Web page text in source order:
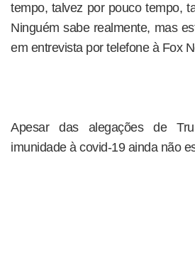
tempo, talvez por pouco tempo,
Ninguém sabe realmente, mas
em entrevista por telefone à Fox
Apesar das alegações de
imunidade à covid-19 ainda não